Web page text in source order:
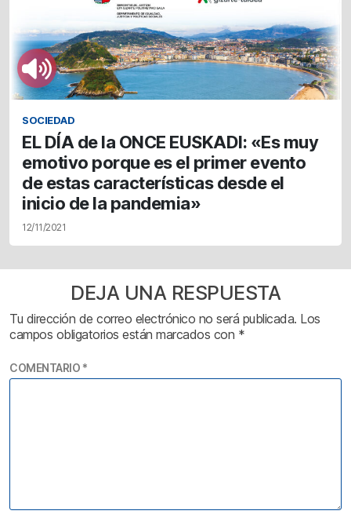
SOCIEDAD
EL DÍA de la ONCE EUSKADI: «Es muy
emotivo porque es el primer evento
de estas características desde el
inicio de la pandemia»
12/11/2021
DEJA UNA RESPUESTA
Tu dirección de correo electrónico no será publicada. Los
campos obligatorios están marcados con *
COMENTARIO *